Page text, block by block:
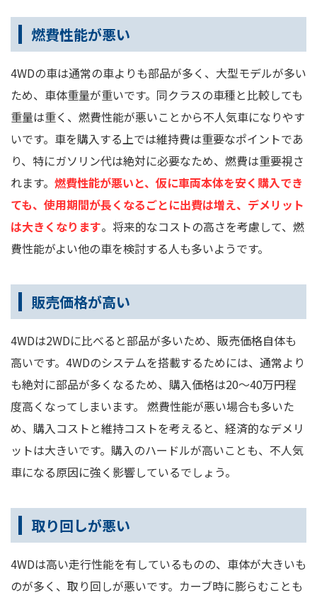
燃費性能が悪い
4WDの車は通常の車よりも部品が多く、大型モデルが多い
ため、車体重量が重いです。同クラスの車種と比較しても
重量は重く、燃費性能が悪いことから不人気車になりやす
いです。車を購入する上では維持費は重要なポイントであ
り、特にガソリン代は絶対に必要なため、燃費は重要視さ
れます。 燃費性能が悪いと、仮に車両本体を安く購入でき
ても、使用期間が長くなるごとに出費は増え、デメリット
は大きくなります。将来的なコストの高さを考慮して、燃
費性能がよい他の車を検討する人も多いようです。
販売価格が高い
4WDは2WDに比べると部品が多いため、販売価格自体も
高いです。4WDのシステムを搭載するためには、通常より
も絶対に部品が多くなるため、購入価格は20～40万円程
度高くなってしまいます。 燃費性能が悪い場合も多いた
め、購入コストと維持コストを考えると、経済的なデメリ
ットは大きいです。購入のハードルが高いことも、不人気
車になる原因に強く影響しているでしょう。
取り回しが悪い
4WDは高い走行性能を有しているものの、車体が大きいも
のが多く、取り回しが悪いです。カーブ時に膨らむことも